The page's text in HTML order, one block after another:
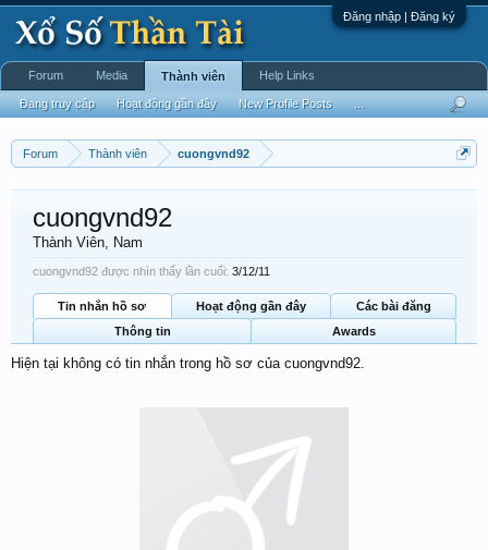
Đăng nhập | Đăng ký
Forum Thành viên cuongvnd92
cuongvnd92
Thành Viên, Nam
cuongvnd92 được nhìn thấy lần cuối: 3/12/11
Tin nhắn hồ sơ Hoạt động gần đây
Các bài đăng
Thông tin
Awards
Hiện tại không có tin nhắn trong hồ sơ của cuongvnd92.
Forum Media Thành viên
Đang truy cập Hoạt động gần đây New Profile Posts
Help Links